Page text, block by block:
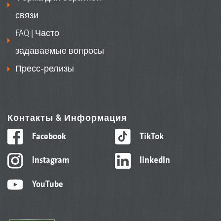
и подогревом
Прицепное устройство, здесь с точкой
крепления
связи
FAQ | Часто
задаваемые вопросы
Пресс-релизы
Контакты & Информация
Facebook
Instagram
YouTube
TikTok
linkedIn